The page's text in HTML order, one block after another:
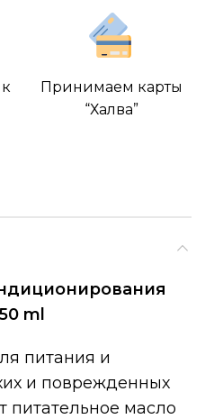
Принимаем карты
“Халва”
ml
питания и
и поврежденных
питательное масло